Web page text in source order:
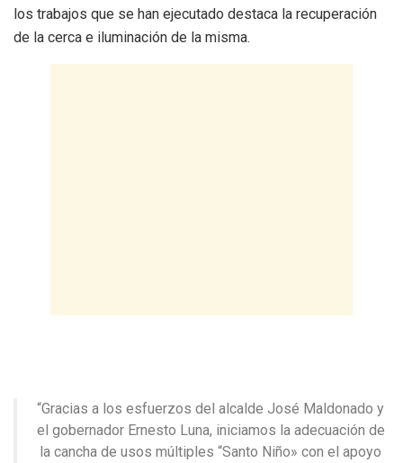
los trabajos que se han ejecutado destaca la recuperación
de la cerca e iluminación de la misma.
“Gracias a los esfuerzos del alcalde José Maldonado y
el gobernador Ernesto Luna, iniciamos la adecuación de
la cancha de usos múltiples “Santo Niño» con el apoyo